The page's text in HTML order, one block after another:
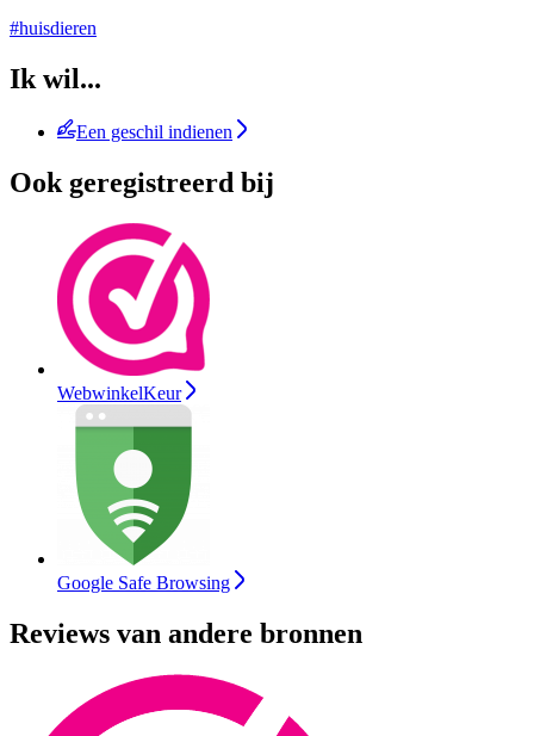
#huisdieren
Ik wil...
Een geschil indienen
Ook geregistreerd bij
WebwinkelKeur
Google Safe Browsing
Reviews van andere bronnen